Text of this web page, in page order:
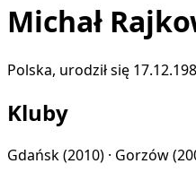
Michał
Polska, urodził się
Kluby
Gdańsk(2010) · Gorzów